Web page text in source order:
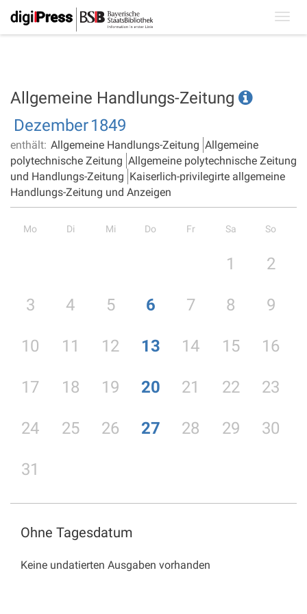
Allgemeine Handlungs-Zeitung
Dezember1849
enthält: Allgemeine Handlungs-Zeitung Allgemeine
polytechnische Zeitung Allgemeine polytechnische Zeitung
und Handlungs-Zeitung Kaiserlich-privilegirte allgemeine
Handlungs-Zeitung und Anzeigen
Mo Di Mi Do Fr Sa So
1 2
3 4 5 6 7 8 9
10 11 12 13 14 15 16
17 18 19 20 21 22 23
24 25 26 27 28 29 30
31
Ohne Tagesdatum
Keine undatierten Ausgaben vorhanden